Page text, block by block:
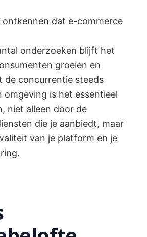
dat e-commerce
onderzoeken blijft het
groeien en
de concurrentie steeds
omgeving is het essentieel
niet alleen door de
die je aanbiedt, maar
van je platform en je